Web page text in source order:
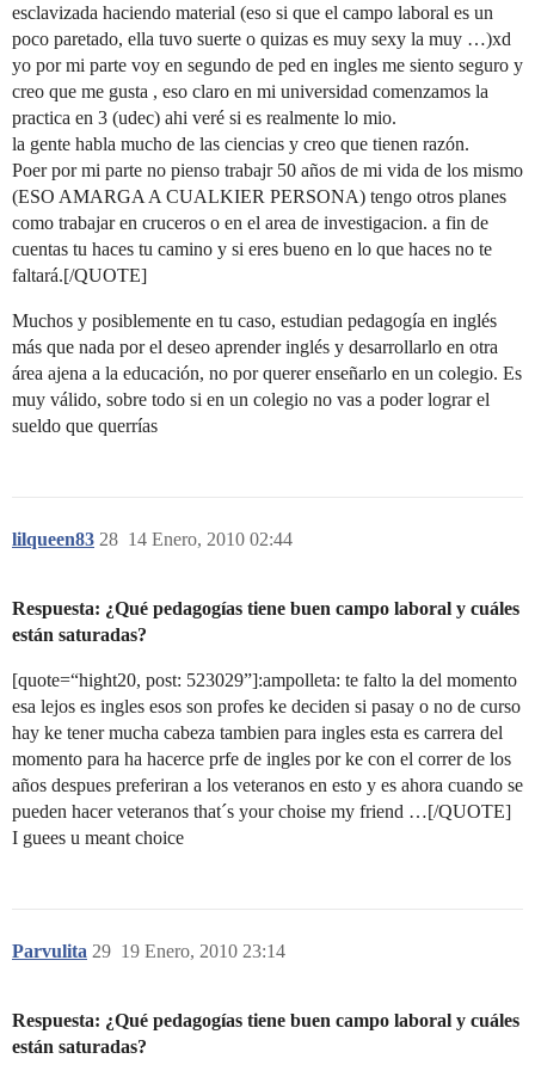
esclavizada haciendo material (eso si que el campo laboral es un
poco paretado, ella tuvo suerte o quizas es muy sexy la muy …)xd
yo por mi parte voy en segundo de ped en ingles me siento seguro y
creo que me gusta , eso claro en mi universidad comenzamos la
practica en 3 (udec) ahi veré si es realmente lo mio.
la gente habla mucho de las ciencias y creo que tienen razón.
Poer por mi parte no pienso trabajr 50 años de mi vida de los mismo
(ESO AMARGA A CUALKIER PERSONA) tengo otros planes
como trabajar en cruceros o en el area de investigacion. a fin de
cuentas tu haces tu camino y si eres bueno en lo que haces no te
faltará.[/QUOTE]
Muchos y posiblemente en tu caso, estudian pedagogía en inglés
más que nada por el deseo aprender inglés y desarrollarlo en otra
área ajena a la educación, no por querer enseñarlo en un colegio. Es
muy válido, sobre todo si en un colegio no vas a poder lograr el
sueldo que querrías
lilqueen83 14 Enero, 2010 02:44
28
Respuesta: ¿Qué pedagogías tiene buen campo laboral y cuáles
están saturadas?
[quote=“hight20, post: 523029”]:ampolleta: te falto la del momento
esa lejos es ingles esos son profes ke deciden si pasay o no de curso
hay ke tener mucha cabeza tambien para ingles esta es carrera del
momento para ha hacerce prfe de ingles por ke con el correr de los
años despues preferiran a los veteranos en esto y es ahora cuando se
pueden hacer veteranos that´s your choise my friend …[/QUOTE]
I guees u meant choice
Parvulita 19 Enero, 2010 23:14
29
Respuesta: ¿Qué pedagogías tiene buen campo laboral y cuáles
están saturadas?